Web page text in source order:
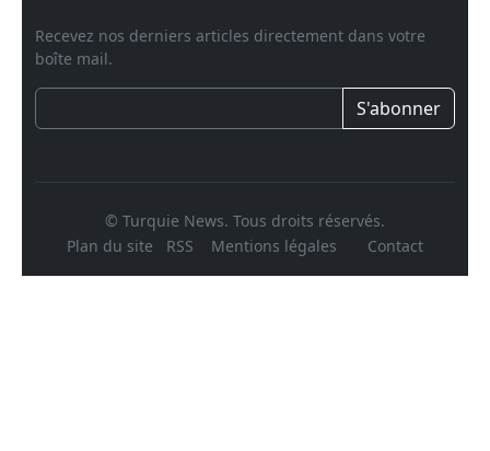
Recevez nos derniers articles directement dans votre
boîte mail.
S'abonner
© Turquie News. Tous droits réservés.
Plan du site
RSS Mentions légales Contact